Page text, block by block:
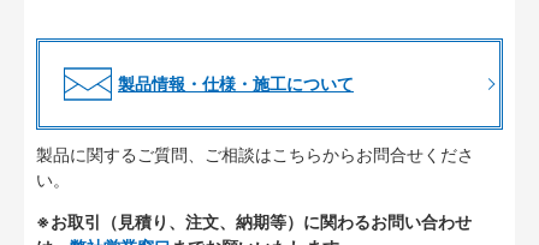
製品情報・仕様・施工について
製品に関するご質問、ご相談はこちらからお問合せくださ
い。
※お取引（見積り、注文、納期等）に関わるお問い合わせ